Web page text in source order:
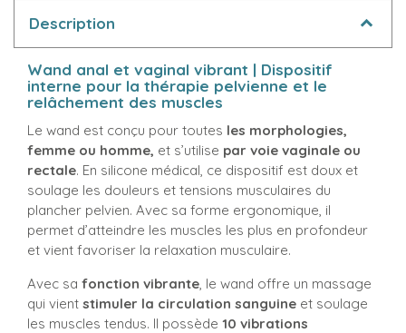
Description
Wand anal et vaginal vibrant | Dispositif
interne pour la thérapie pelvienne et le
relâchement des muscles
Le wand est conçu pour toutes les morphologies,
femme ou homme, et s’utilise par voie vaginale ou
rectale. En silicone médical, ce dispositif est doux et
soulage les douleurs et tensions musculaires du
plancher pelvien. Avec sa forme ergonomique, il
permet d’atteindre les muscles les plus en profondeur
et vient favoriser la relaxation musculaire.
Avec sa fonction vibrante , le wand offre un massage
qui vient stimuler la circulation sanguine et soulage
les muscles tendus. Il possède 10 vibrations